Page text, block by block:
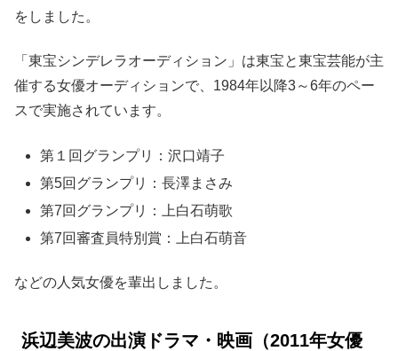
をしました。
「東宝シンデレラオーディション」は東宝と東宝芸能が主
催する女優オーディションで、1984年以降3～6年のペー
スで実施されています。
第１回グランプリ：沢口靖子
第5回グランプリ：長澤まさみ
第7回グランプリ：上白石萌歌
第7回審査員特別賞：上白石萌音
などの人気女優を輩出しました。
浜辺美波の出演ドラマ・映画（2011年女優